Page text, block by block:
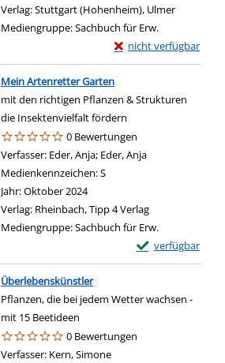
Verlag:Stuttgart (Hohenheim), Ulmer
Mediengruppe:Sachbuch für Erw.
nicht verfügbar
Exemplar-Details von
Mein Artenretter Garten
mit den richtigen Pflanzen & Strukturen
die Insektenvielfalt fördern
0 Bewertungen
Verfasser: Eder, Anja; Eder, Anja
Medienkennzeichen:S
Jahr:Oktober 2024
Verlag: Rheinbach, Tipp 4 Verlag
Mediengruppe:Sachbuch für Erw.
verfügbar
Exemplar-
Überlebenskünstler
Pflanzen, die bei jedem Wetter wachsen -
mit 15 Beetideen
0 Bewertungen
Verfasser: Kern, Simone